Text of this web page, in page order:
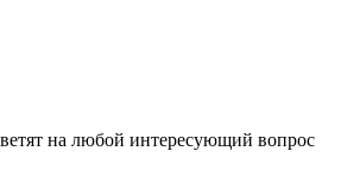
на любой интересующий вопрос